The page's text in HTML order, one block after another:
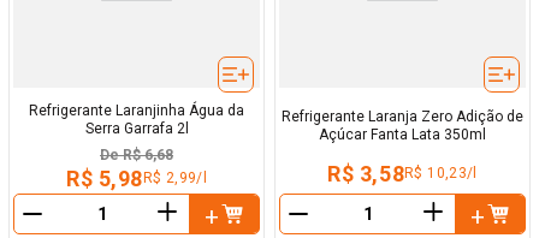
Refrigerante Laranjinha Água da
Serra Garrafa 2l
De R$ 6,68
R$ 5,98 R$ 2,99/l
＋
Refrigerante Laranja Zero Adição de
Açúcar Fanta Lata 350ml
R$ 3,58R$ 10,23/l
＋